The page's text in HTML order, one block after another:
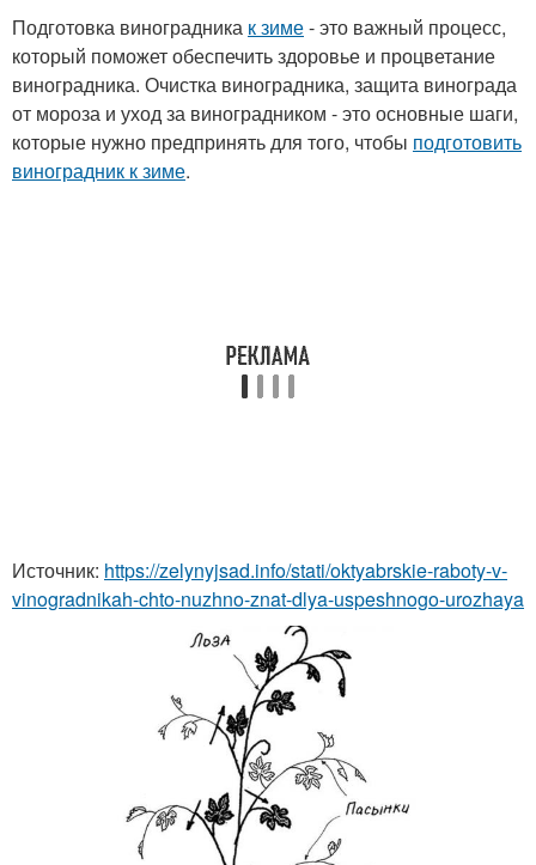
Подготовка виноградника к зиме- это важный процесс,
который поможет обеспечить здоровье и процветание
виноградника. Очистка виноградника, защита винограда
от мороза и уход за виноградником - это основные шаги,
которые нужно предпринять для того, чтобы подготовить
виноградник к зиме.
Источник: https://zelynyjsad.info/stati/oktyabrskie-raboty-v-
vinogradnikah-chto-nuzhno-znat-dlya-uspeshnogo-urozhaya